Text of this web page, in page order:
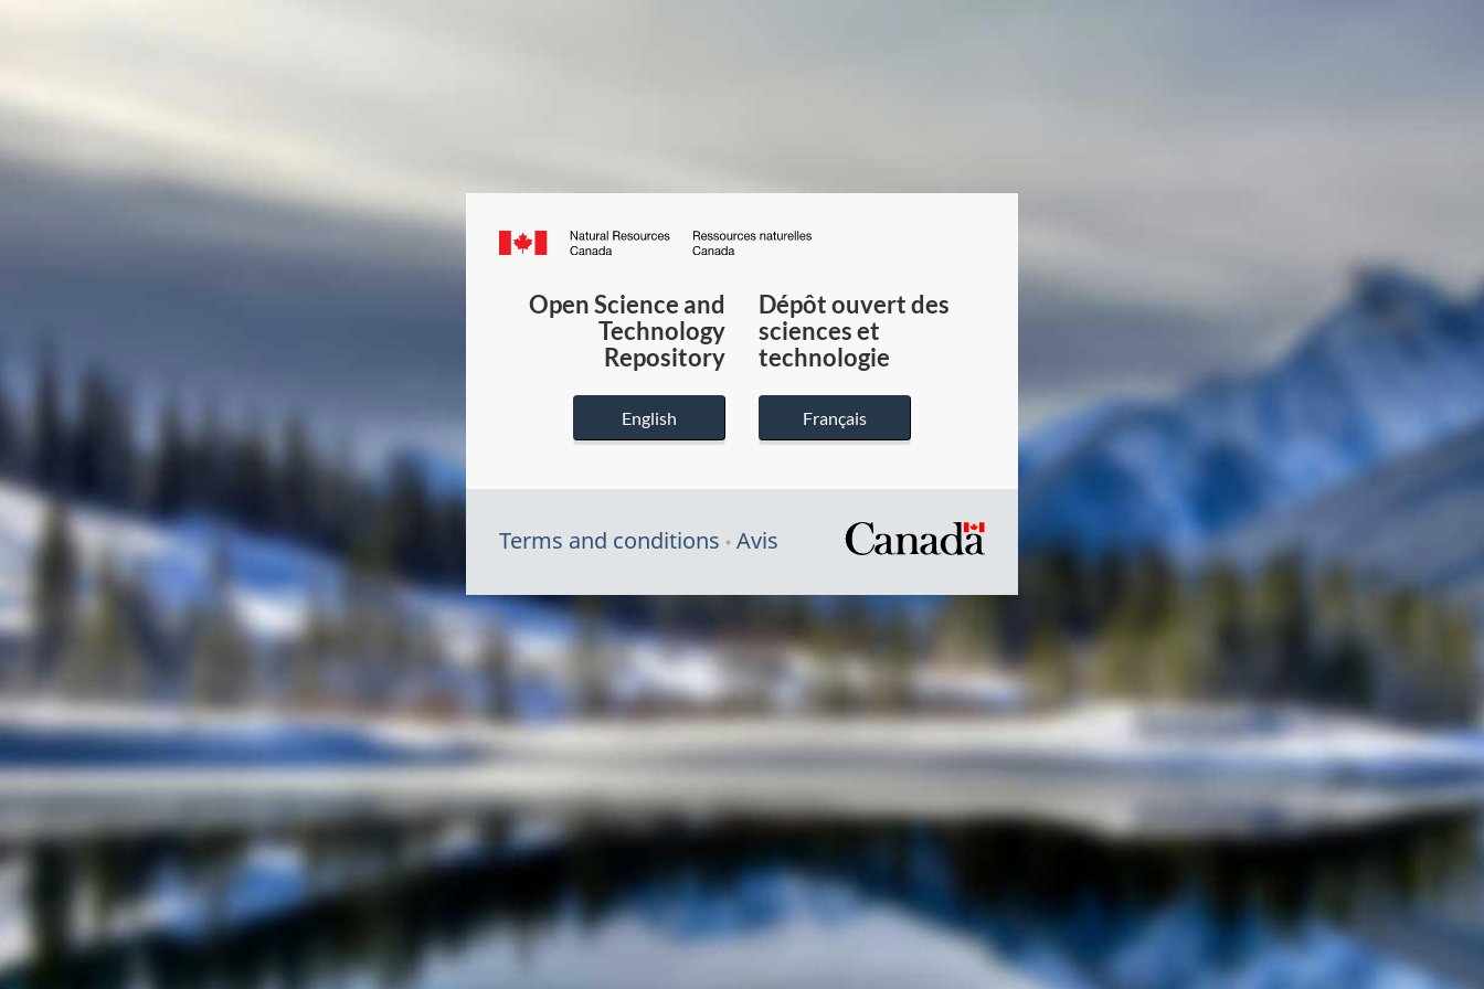
Canada.ca
du
Canada
Open Science and
Technology
Repository
English
Dépôt ouvert des
sciences et
technologie
Français
Terms and conditions Avis
/
gouvernement
du
Canada